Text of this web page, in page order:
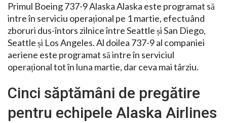
Primul Boeing 737-9 Alaska Alaska este programat să
intre în serviciu operațional pe 1 martie, efectuând
zboruri dus-întors zilnice între Seattle și San Diego,
Seattle și Los Angeles. Al doilea 737-9 al companiei
aeriene este programat să intre în serviciul
operațional tot în luna martie, dar ceva mai târziu.
Cinci săptămâni de pregătire
pentru echipele Alaska Airlines